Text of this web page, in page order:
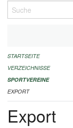
Suche
ALLGEMEINE
FINANZIELLE
KONTAKT
STARTSEITE
VERZEICHNISSE
SPORTVEREINE
EXPORT
Export